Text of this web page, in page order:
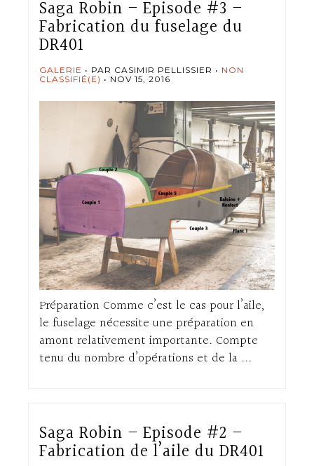
Saga Robin – Episode #3 –
Fabrication du fuselage du
DR401
GALERIE PAR CASIMIR PELLISSIER
NON
CLASSIFIÉ(E)
NOV 15, 2016
Préparation Comme c’est le cas pour l’aile,
le fuselage nécessite une préparation en
amont relativement importante. Compte
tenu du nombre d’opérations et de la ...
Saga Robin – Episode #2 –
Fabrication de l’aile du DR401